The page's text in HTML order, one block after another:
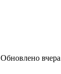
Обновлено вчера